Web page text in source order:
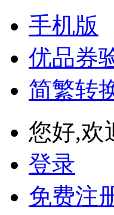
手机版
优品券
简繁转
您好,欢
登录
免费注